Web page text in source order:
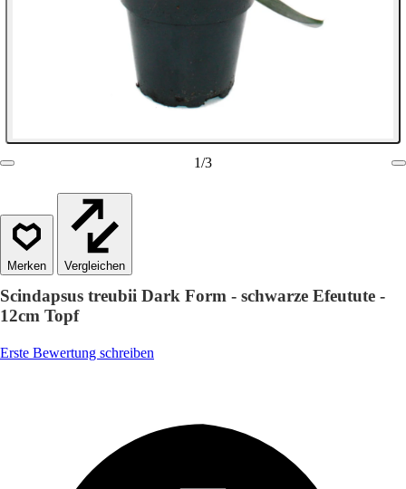
1/3
Vergleichen
Scindapsus treubii Dark Form - schwarze Efeutute -
12cm Topf
Erste Bewertung schreiben